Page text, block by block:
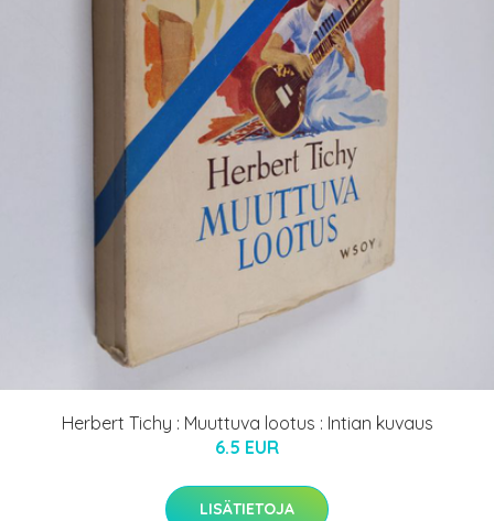
Herbert Tichy : Muuttuva lootus : Intian kuvaus
6.5 EUR
LISÄTIETOJA